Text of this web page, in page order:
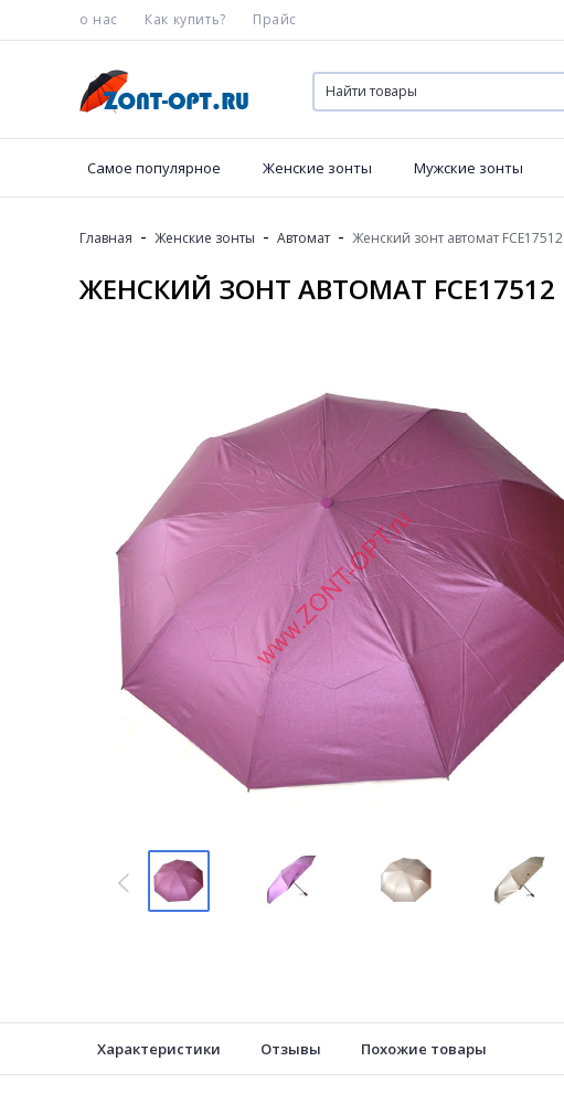
о нас Как купить? Прайс
Самое популярное Женские зонты Мужские зонты
Главная - Женские зонты - Автомат - Женский зонт автомат FCE17512
ЖЕНСКИЙ ЗОНТ АВТОМАТ FCE17512
Характеристики Отзывы Похожие товары